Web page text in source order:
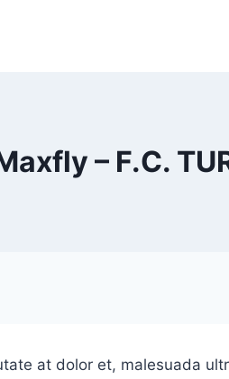
– F.C.
at dolor et, malesuada